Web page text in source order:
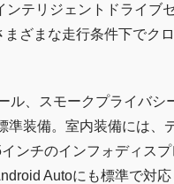
テリジェントドライブ
ざまな走行条件下でク
ル、スモークプライバシ
装備。室内装備には、
ンチのインフォディス
Autoにも標準で対